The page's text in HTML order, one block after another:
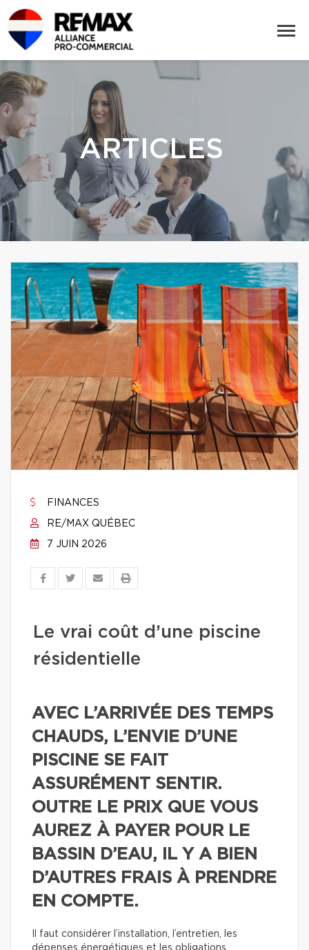
ARTICLES
FINANCES
RE/MAX QUÉBEC
7 JUIN 2026
Le vrai coût d’une piscine
résidentielle
AVEC L’ARRIVÉE DES TEMPS
CHAUDS, L’ENVIE D’UNE
PISCINE SE FAIT
ASSURÉMENT SENTIR.
OUTRE LE PRIX QUE VOUS
AUREZ À PAYER POUR LE
BASSIN D’EAU, IL Y A BIEN
D’AUTRES FRAIS À PRENDRE
EN COMPTE.
Il faut considérer l’installation, l’entretien, les
dépenses énergétiques et les obligations